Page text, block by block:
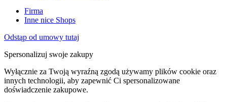
Firma
Inne nice Shops
Odstąp od umowy tutaj
Spersonalizuj swoje zakupy
Wyłącznie za Twoją wyraźną zgodą używamy plików cookie oraz
innych technologii, aby zapewnić Ci spersonalizowane
doświadczenie zakupowe.